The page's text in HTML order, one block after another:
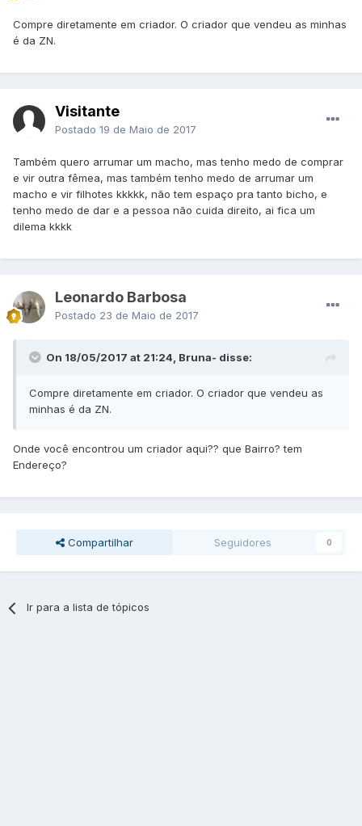
Compre diretamente em criador. O criador que vendeu as minhas
é da ZN.
Visitante
Postado 19 de Maio de 2017
Também quero arrumar um macho, mas tenho medo de comprar
e vir outra fêmea, mas também tenho medo de arrumar um
macho e vir filhotes kkkkk, não tem espaço pra tanto bicho, e
tenho medo de dar e a pessoa não cuida direito, ai fica um
dilema kkkk
Leonardo Barbosa
Postado 23 de Maio de 2017
On 18/05/2017 at 21:24, Bruna- disse:
Compre diretamente em criador. O criador que vendeu as
minhas é da ZN.
Onde você encontrou um criador aqui?? que Bairro? tem
Endereço?
Compartilhar Seguidores 0
Ir para a lista de tópicos